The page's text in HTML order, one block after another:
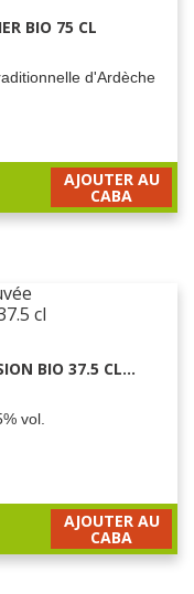
BIO 75 CL
d'Ardèche
AJOUTER AU
CABA
BIO 37.5 CL...
vol.
AJOUTER AU
CABA